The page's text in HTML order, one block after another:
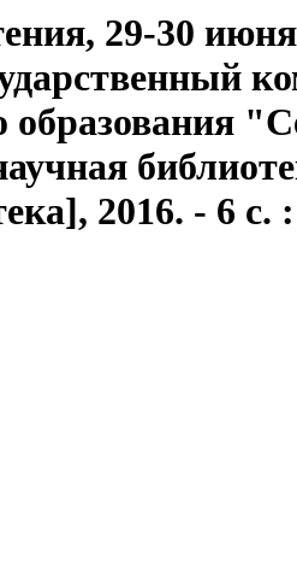
29-30
образования
2016. - 6 с.